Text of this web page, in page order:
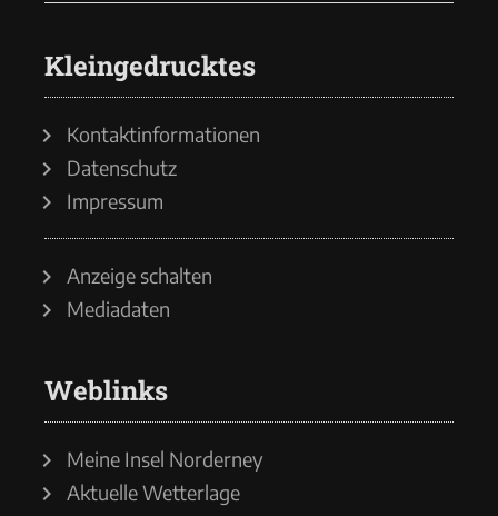
Kleingedrucktes
Kontaktinformationen
Datenschutz
Impressum
Anzeige schalten
Mediadaten
Weblinks
Meine Insel Norderney
Aktuelle Wetterlage